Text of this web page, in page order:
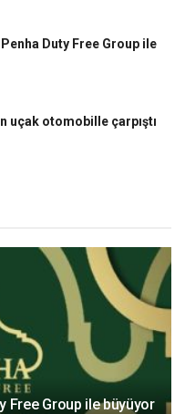
Duty Free Group ile
uçak otomobille çarpıştı
Free Group ile büyüyor